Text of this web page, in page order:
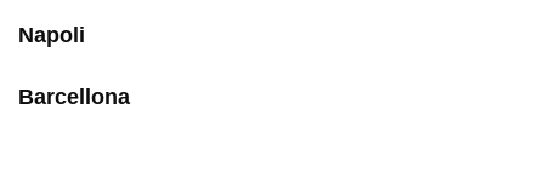
Napoli
Barcellona